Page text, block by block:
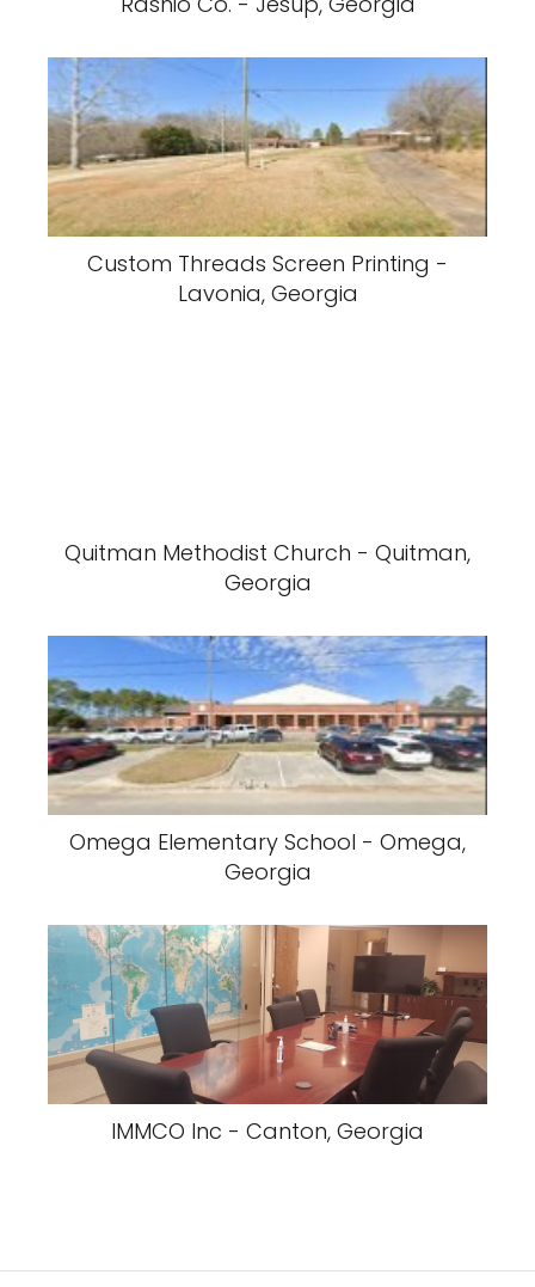
Custom Threads Screen Printing -
Lavonia, Georgia
Quitman Methodist Church - Quitman,
Georgia
Omega Elementary School - Omega,
Georgia
IMMCO Inc - Canton, Georgia